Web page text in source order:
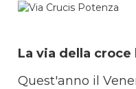
La via della croce
Quest'anno il